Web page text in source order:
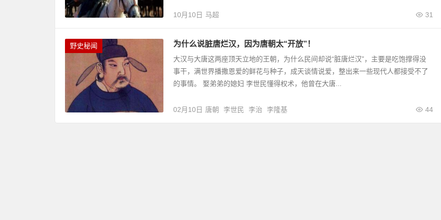
10月10日 31
马超
野史秘闻 为什么说脏唐烂汉，因为唐朝太“开放”！
大汉与大唐这两座顶天立地的王朝，为什么民间却说“脏唐烂汉”，主要是吃饱撑得没
事干，满世界播撒恩爱的鲜花与种子，成天谈情说爱，整出来一些现代人都接受不了
的事情。 娶弟弟的媳妇 李世民懂得权术，他曾在大唐...
02月10日 44
唐朝 李世民 李治 李隆基